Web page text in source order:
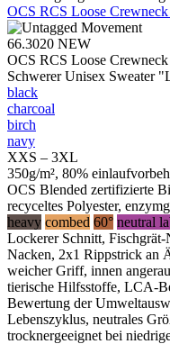
OCS RCS Loose
66.3020 NEW
OCS RCS Loose Crewneck
Schwerer Unisex Sweater
black
charcoal
birch
navy
XXS – 3XL
350g/m², 80%
OCS Blended zertifizierte
recyceltes Polyester,
heavy combed 60° neutral
Lockerer Schnitt,
Nacken, 2x1 Rippstrick an
weicher Griff, innen
tierische Hilfsstoffe, LCA-
Bewertung der
Lebenszyklus, neutrales
trocknergeeignet bei